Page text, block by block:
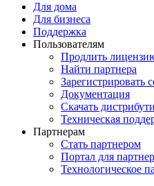
Для дома
Для бизнеса
Поддержка
Пользователям
Продлить
Найти партнера
Зарегистрировать
Документация
Скачать
Техническая
Партнерам
Стать партнером
Портал для
Технологическое